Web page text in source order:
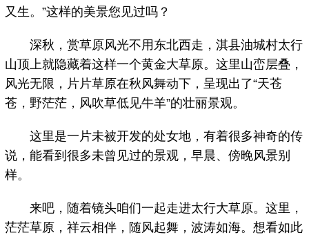
又生。”这样的美景您见过吗？
深秋，赏草原风光不用东北西走，淇县油城村太行
山顶上就隐藏着这样一个黄金大草原。这里山峦层叠，
风光无限，片片草原在秋风舞动下，呈现出了“天苍
苍，野茫茫，风吹草低见牛羊”的壮丽景观。
这里是一片未被开发的处女地，有着很多神奇的传
说，能看到很多未曾见过的景观，早晨、傍晚风景别
样。
来吧，随着镜头咱们一起走进太行大草原。这里，
茫茫草原，祥云相伴，随风起舞，波涛如海。想看如此